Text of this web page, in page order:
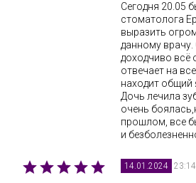
Сегодня 20.05
стоматолога
выразить
данному
доходчиво всё
отвечает на
находит общий
Дочь лечила
очень
прошлом, все
и
14.01.2024 23:14